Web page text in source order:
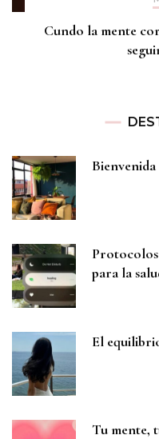
Cundo la mente
para la
El
Tu mente,